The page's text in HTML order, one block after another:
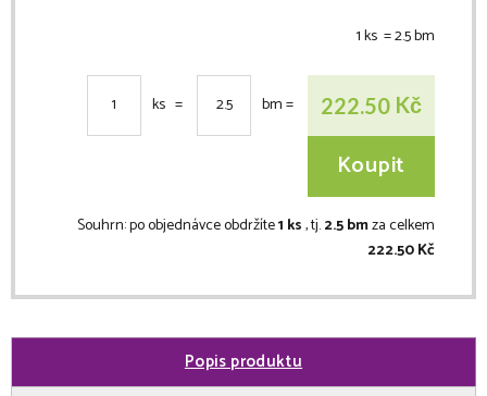
1 ks =2.5bm
ks = bm= 222.50 Kč
Koupit
Souhrn:po objednávce obdržíte1 ks, tj.2.5 bmza celkem
222.50 Kč
Popis produktu